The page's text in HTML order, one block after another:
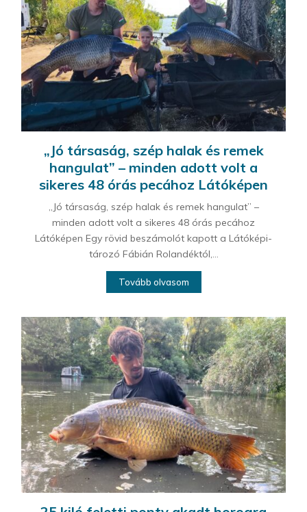
„Jó társaság, szép halak és remek
hangulat” – minden adott volt a
sikeres 48 órás pecához Látóképen
„Jó társaság, szép halak és remek hangulat” –
minden adott volt a sikeres 48 órás pecához
Látóképen Egy rövid beszámolót kapott a Látóképi-
tározó Fábián Rolandéktól,...
Tovább olvasom